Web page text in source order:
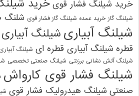
خرید شیلنگ فشار قوی خرید
شیلنگ گاز خرید عمده شیلنگ گاز فشار قوی شلنگ
شیلنگ آبیاری شیلنگ
قطره شیلنگ آبیاری قطره ای شیلنگ آبیاری ۲ اینچ شیلنگ آبیاری بارانی
شیلنگ آتش نشانی برزنتی شیلنگ صنعتی تخصصی
شیلنگ فشار قوی کارواش
صنعتی شیلنگ هیدرولیک فشار قوی